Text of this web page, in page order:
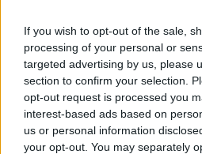
If you wish to opt-out of the sale,
processing of your personal or
targeted advertising by us, please
section to confirm your selection.
opt-out request is processed you
interest-based ads based on
us or personal information
your opt-out. You may separately
Ricevi le
daGoogle